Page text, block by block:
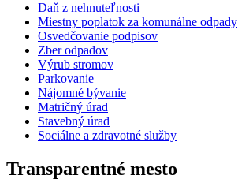
Daň z nehnuteľnosti
Miestny poplatok za komunálne odpady
Osvedčovanie podpisov
Zber odpadov
Výrub stromov
Parkovanie
Nájomné bývanie
Matričný úrad
Stavebný úrad
Sociálne a zdravotné služby
Transparentné mesto